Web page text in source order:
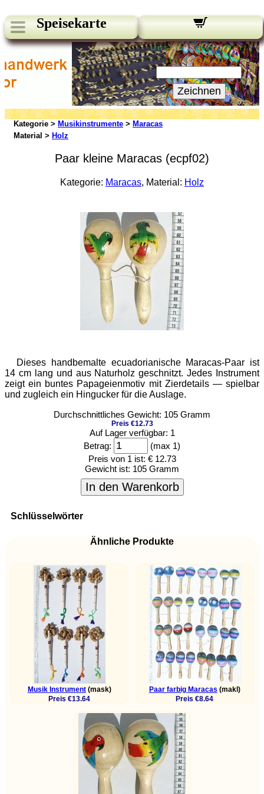
Speisekarte
Unsere Newsletter:
Ihre E-Mail:
Zeichnen
Kategorie > Musikinstrumente > Maracas
Material > Holz
Paar kleine Maracas (ecpf02)
Kategorie: Maracas, Material: Holz
Dieses handbemalte ecuadorianische Maracas-Paar ist
14 cm lang und aus Naturholz geschnitzt. Jedes Instrument
zeigt ein buntes Papageienmotiv mit Zierdetails — spielbar
und zugleich ein Hingucker für die Auslage.
Durchschnittliches Gewicht: 105 Gramm
Preis €12.73
Auf Lager verfügbar: 1
Betrag:
(max 1)
Preis von 1 ist: € 12.73
Gewicht ist: 105 Gramm
In den Warenkorb
Schlüsselwörter
Ähnliche Produkte
Musik Instrument(mask)
Preis €13.64
Paar farbig Maracas (makl)
Preis €8.64